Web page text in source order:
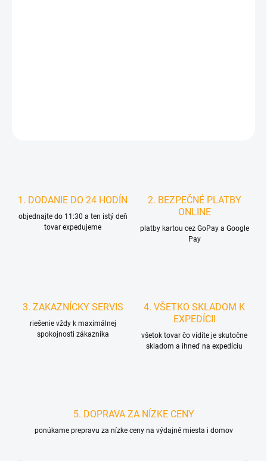
1. DODANIE DO 24 HODÍN
objednajte do 11:30 a ten istý deň
tovar expedujeme
2. BEZPEČNÉ PLATBY
ONLINE
platby kartou cez GoPay a Google
Pay
3. ZAKAZNÍCKY SERVIS
riešenie vždy k maximálnej
spokojnosti zákazníka
4. VŠETKO SKLADOM K
EXPEDÍCII
všetok tovar čo vidíte je skutočne
skladom a ihneď na expedíciu
5. DOPRAVA ZA NÍZKE CENY
ponúkame prepravu za nízke ceny na výdajné miesta i domov